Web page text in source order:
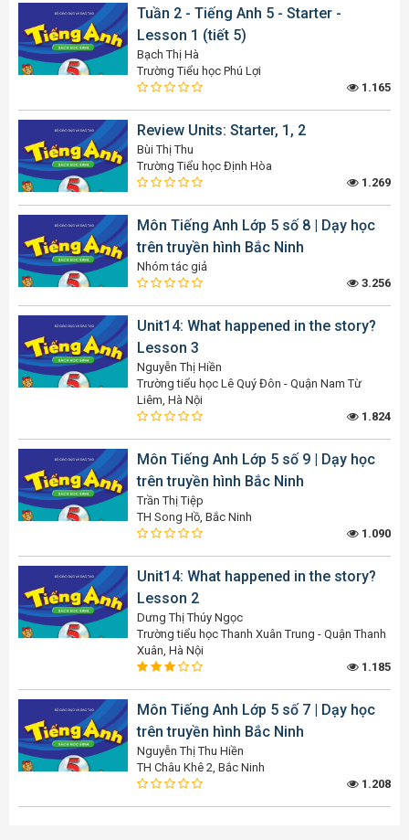
Tuần 2 - Tiếng Anh 5 - Starter -
Lesson 1 (tiết 5)
Bạch Thị Hà
Trường Tiểu học Phú Lợi
1.165
Review Units: Starter, 1, 2
Bùi Thị Thu
Trường Tiểu học Định Hòa
1.269
Môn Tiếng Anh Lớp 5 số 8 | Dạy học
trên truyền hình Bắc Ninh
Nhóm tác giả
3.256
Unit14: What happened in the story?
Lesson 3
Nguyễn Thị Hiền
Trường tiểu học Lê Quý Đôn - Quận Nam Từ
Liêm, Hà Nội
1.824
Môn Tiếng Anh Lớp 5 số 9 | Dạy học
trên truyền hình Bắc Ninh
Trần Thị Tiệp
TH Song Hồ, Bắc Ninh
1.090
Unit14: What happened in the story?
Lesson 2
Dưng Thị Thúy Ngọc
Trường tiểu học Thanh Xuân Trung - Quận Thanh
Xuân, Hà Nội
1.185
Môn Tiếng Anh Lớp 5 số 7 | Dạy học
trên truyền hình Bắc Ninh
Nguyễn Thị Thu Hiền
TH Châu Khê 2, Bắc Ninh
1.208